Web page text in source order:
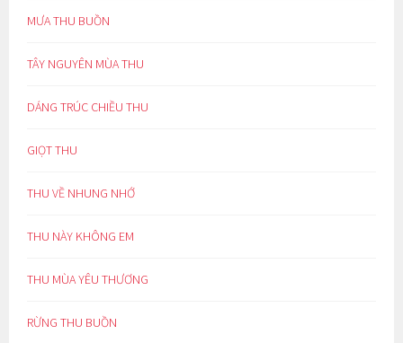
MƯA THU BUỒN
TÂY NGUYÊN MÙA THU
DÁNG TRÚC CHIỀU THU
GIỌT THU
THU VỀ NHUNG NHỚ
THU NÀY KHÔNG EM
THU MÙA YÊU THƯƠNG
RỪNG THU BUỒN